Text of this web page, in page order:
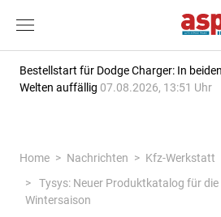
Bestellstart für Dodge Charger: In beiden
Welten auffällig 07.08.2026, 13:51 Uhr
Home Nachrichten
Kfz-Werkstatt
Tysys: Neuer Produktkatalog für die
Wintersaison